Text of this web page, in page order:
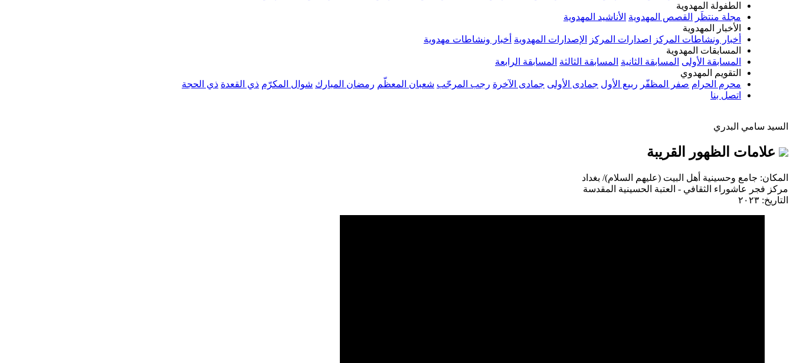
الطفولة المهدوية
مجلة منتظَر
القصص المهدوية الأناشيد المهدوية
الأخبار المهدوية
أخبار ونشاطات المركز
اصدارات المركز الإصدارات المهدوية أخبار ونشاطات مهدوية
المسابقات المهدوية
المسابقة الأولى المسابقة الثانية المسابقة الثالثة المسابقة الرابعة
التقويم المهدوي
محرم الحرام صفر المظفّر ربيع الأول جمادى الأولى جمادى الآخرة رجب المرجّب شعبان المعظّم رمضان المبارك شوال المكرّم ذي القعدة ذي الحجة
اتصل بنا
السيد سامي البدري
علامات الظهور القريبة
المكان: جامع وحسينية أهل البيت (عليهم السلام)/ بغداد
مركز فجر عاشوراء الثقافي - العتبة الحسينية المقدسة
التاريخ: ٢٠٢٣